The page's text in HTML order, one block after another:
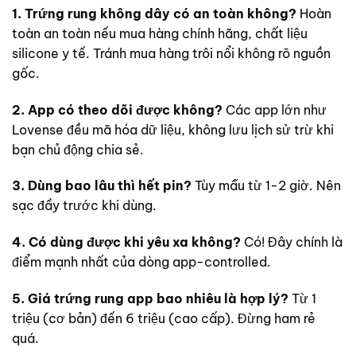
1. Trứng rung không dây có an toàn không? Hoàn
toàn an toàn nếu mua hàng chính hãng, chất liệu
silicone y tế. Tránh mua hàng trôi nổi không rõ nguồn
gốc.
2. App có theo dõi được không? Các app lớn như
Lovense đều mã hóa dữ liệu, không lưu lịch sử trừ khi
bạn chủ động chia sẻ.
3. Dùng bao lâu thì hết pin? Tùy mẫu từ 1-2 giờ. Nên
sạc đầy trước khi dùng.
4. Có dùng được khi yêu xa không? Có! Đây chính là
điểm mạnh nhất của dòng app-controlled.
5. Giá trứng rung app bao nhiêu là hợp lý? Từ 1
triệu (cơ bản) đến 6 triệu (cao cấp). Đừng ham rẻ
quá.